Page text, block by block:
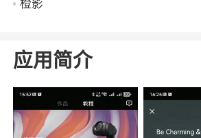
橙影
应用简介